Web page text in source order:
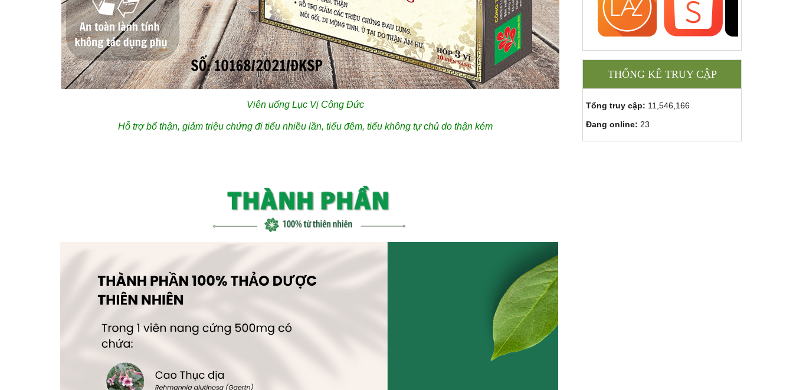
Viên uống Lục Vị Công Đức
Hỗ trợ bổ thận, giảm triệu chứng đi tiểu nhiều lần, tiểu đêm, tiểu không tự chủ do thận kém
THỐNG KÊ TRUY CẬP
Tổng truy cập: 11,546,166
Đang online: 23